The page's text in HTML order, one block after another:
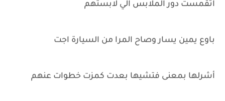
اتقمست دور الملابس الي لابستهم
باوع يمين يسار وصاح المرا من السيارة اجت
أشرلها بمعنى فتشيها بعدت كمزت خطوات عنهم